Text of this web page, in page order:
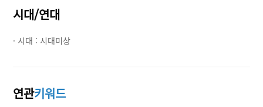
시대/연대
· 시대 : 시대미상
연관키워드